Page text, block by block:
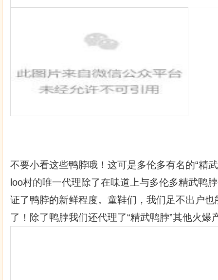
不要小看这些鸭脖哦！这可是多伦多有名的“精
loo村的唯一代理除了在味道上与多伦多精武鸭
证了鸭脖的新鲜程度。童鞋们，我们足不出户
了！除了鸭脖我们还代理了“精武鸭脖”其他火爆